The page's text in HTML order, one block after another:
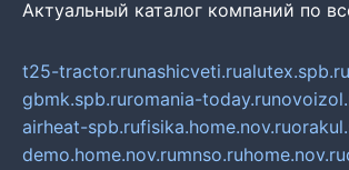
Актуальный каталог компаний по
t25-tractor.runashicveti.rualutex.spb.ru
gbmk.spb.ruromania-today.ru
airheat-spb.rufisika.home.nov.ru
demo.home.nov.rumnso.ruhome.nov.ru